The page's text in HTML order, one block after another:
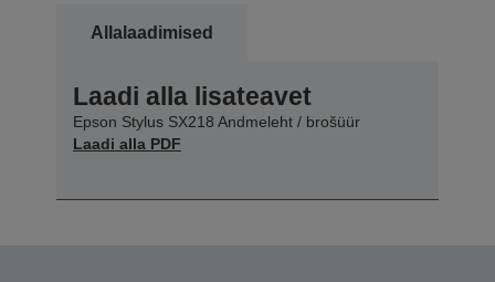
Allalaadimised
Laadi alla lisateavet
Epson Stylus SX218 Andmeleht / brošüür
Laadi alla PDF